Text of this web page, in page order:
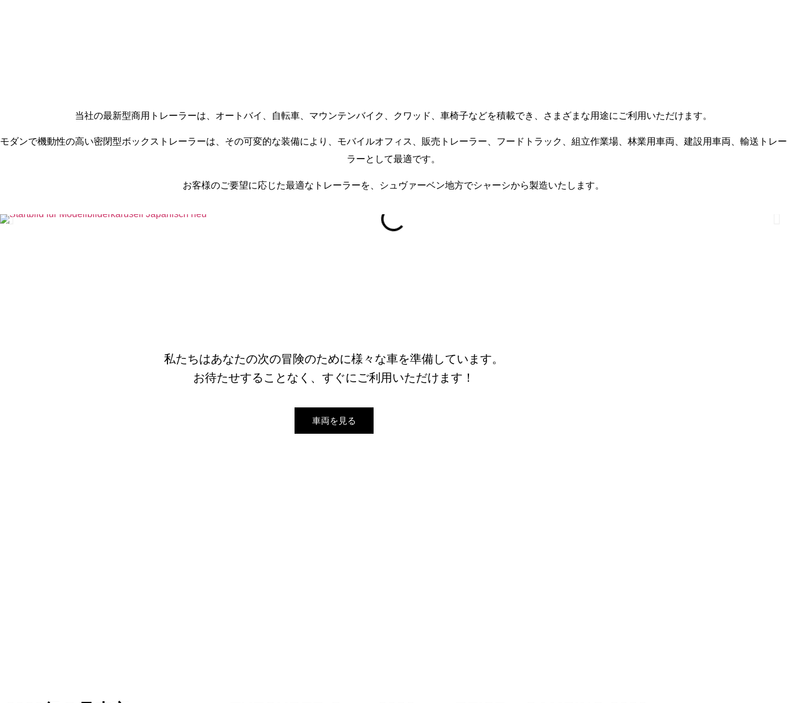
当社の最新型商用トレーラーは、オートバイ、自転車、マウンテンバイク、クワッド、車椅子などを積載でき、さまざまな用途にご利用いただけます。
モダンで機動性の高い密閉型ボックストレーラーは、その可変的な装備により、モバイルオフィス、販売トレーラー、フードトラック、組立作業場、林業用車両、建設用車両、輸送トレー
ラーとして最適です。
お客様のご要望に応じた最適なトレーラーを、シュヴァーベン地方でシャーシから製造いたします。
私たちはあなたの次の冒険のために様々な車を準備しています。
お待たせすることなく、すぐにご利用いただけます！
車両を見る